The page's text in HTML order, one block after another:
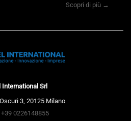
Scopri di più →
International Srl
3, 20125 Milano
+39 0226148855